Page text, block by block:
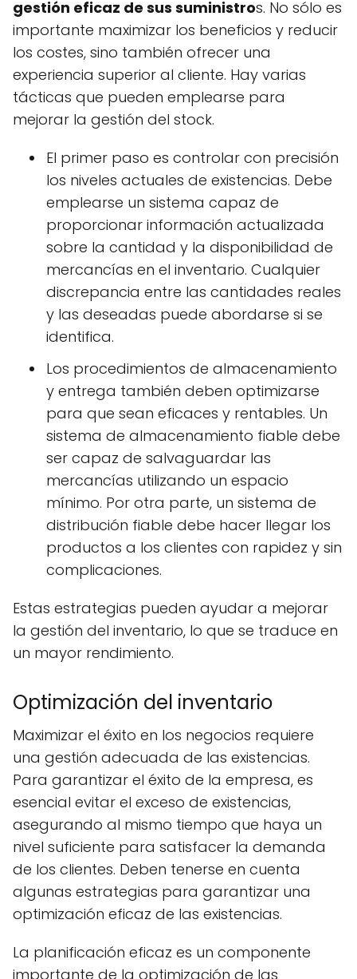
gestión eficaz de sus suministros. No sólo es
importante maximizar los beneficios y reducir
los costes, sino también ofrecer una
experiencia superior al cliente. Hay varias
tácticas que pueden emplearse para
mejorar la gestión del stock.
El primer paso es controlar con precisión
los niveles actuales de existencias. Debe
emplearse un sistema capaz de
proporcionar información actualizada
sobre la cantidad y la disponibilidad de
mercancías en el inventario. Cualquier
discrepancia entre las cantidades reales
y las deseadas puede abordarse si se
identifica.
Los procedimientos de almacenamiento
y entrega también deben optimizarse
para que sean eficaces y rentables. Un
sistema de almacenamiento fiable debe
ser capaz de salvaguardar las
mercancías utilizando un espacio
mínimo. Por otra parte, un sistema de
distribución fiable debe hacer llegar los
productos a los clientes con rapidez y sin
complicaciones.
Estas estrategias pueden ayudar a mejorar
la gestión del inventario, lo que se traduce en
un mayor rendimiento.
Optimización del inventario
Maximizar el éxito en los negocios requiere
una gestión adecuada de las existencias.
Para garantizar el éxito de la empresa, es
esencial evitar el exceso de existencias,
asegurando al mismo tiempo que haya un
nivel suficiente para satisfacer la demanda
de los clientes. Deben tenerse en cuenta
algunas estrategias para garantizar una
optimización eficaz de las existencias.
La planificación eficaz es un componente
importante de la optimización de las